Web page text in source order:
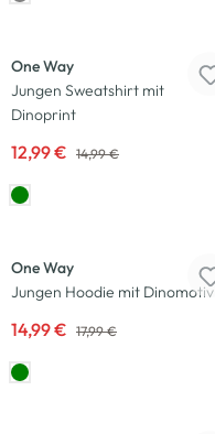
One Way
Jungen Sweatshirt mit
Dinoprint
12,99 € 14,99 €
-17
One Way
Jungen Hoodie mit Dinomotiv
14,99 € 17,99 €